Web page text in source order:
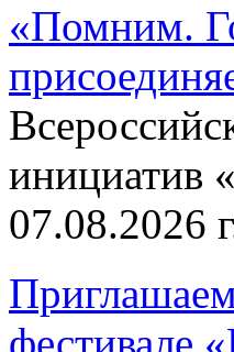
«Помним.
инициатив
07.08.2026
Приглашаем
фестивале